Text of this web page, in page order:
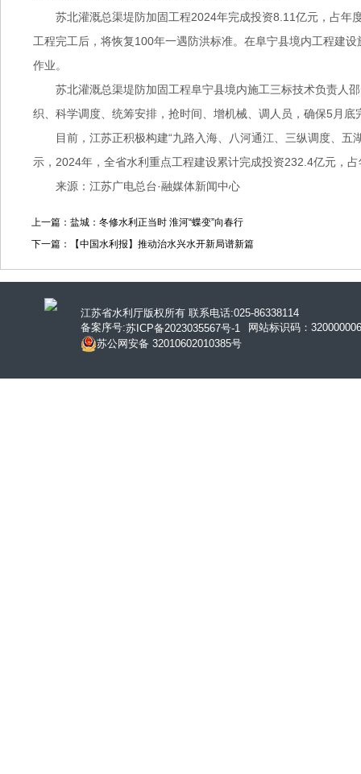
苏北灌溉总渠堤防加固工程2024年完成投资8.11亿元，占
工程完工后，将恢复100年一遇防洪标准。在阜宁县境内工程建
作业。
苏北灌溉总渠堤防加固工程阜宁县境内施工三标技术负责人
织、科学调度、统筹安排，抢时间、增机械、调人员，确保5月
目前，江苏正积极构建“九路入海、八河通江、三纵调度、
示，2024年，全省水利重点工程建设累计完成投资232.4亿元，
来源：江苏广电总台·融媒体新闻中心
上一篇：盐城：冬修水利正当时 淮河“蝶变”向春行
下一篇：【中国水利报】推动治水兴水开新局谱新篇
江苏省水利厅版权所有 联系电话:025-86338114
备案序号:苏ICP备2023035567号-1
网站标识码：
苏公网安备 32010602010385号